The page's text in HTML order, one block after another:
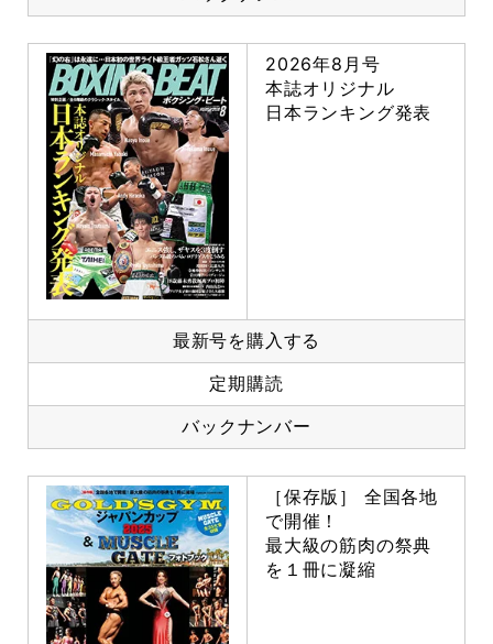
2026年8月号
本誌オリジナル
日本ランキング発表
最新号を購入する
定期購読
バックナンバー
［保存版］ 全国各地
で開催！
最大級の筋肉の祭典
を１冊に凝縮